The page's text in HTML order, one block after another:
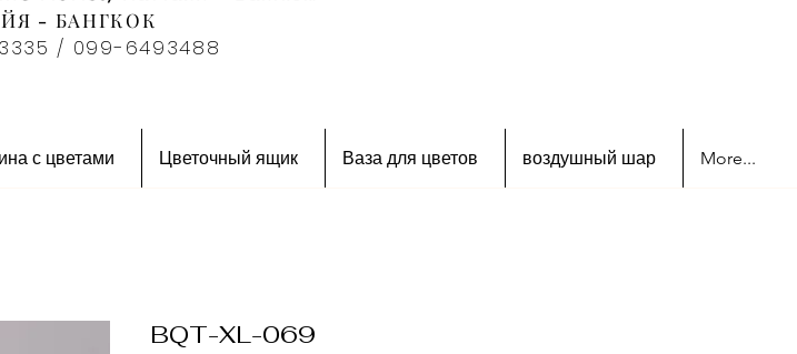
- БАНГКОК
/ 099-6493488
с цветами Цветочный ящик Ваза для цветов воздушный шар More...
BQT-XL-069